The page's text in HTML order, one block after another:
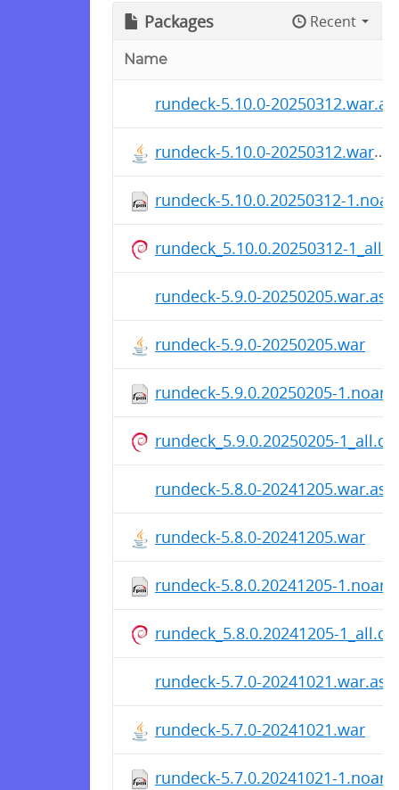
Packages Recent
Name
rundeck-5.10.0-
rundeck-5.10.0-20250312.war
rundeck-5.10.0.20250312-
rundeck_5.10.0.20250312-
rundeck-5.9.0-20250205.war.asc
rundeck-5.9.0-20250205.war
rundeck-5.9.0.20250205-
rundeck_5.9.0.20250205-
rundeck-5.8.0-20241205.war.asc
rundeck-5.8.0-20241205.war
rundeck-5.8.0.20241205-
rundeck_5.8.0.20241205-
rundeck-5.7.0-20241021.war.asc
rundeck-5.7.0-20241021.war
rundeck-5.7.0.20241021-